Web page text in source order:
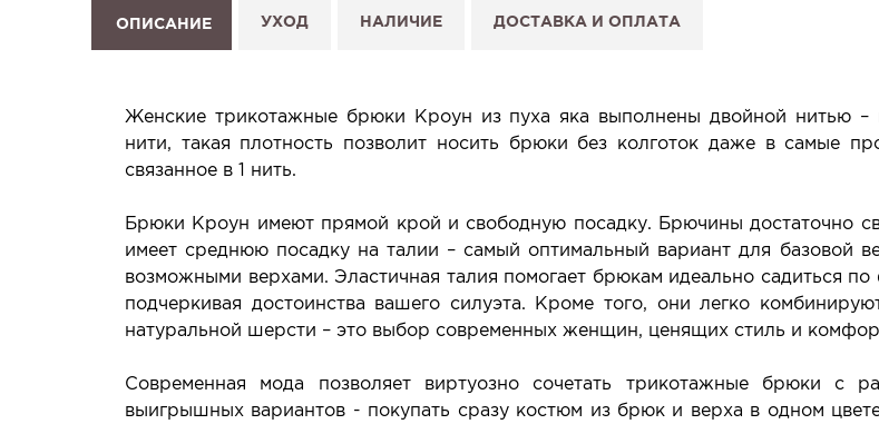
ОПИСАНИЕ УХОД НАЛИЧИЕ ДОСТАВКА И ОПЛАТА
Женские трикотажные брюки Кроун из пуха яка выполнены двойной нитью –
нити, такая плотность позволит носить брюки без колготок даже в самые
связанное в 1 нить.
Брюки Кроун имеют прямой крой и свободную посадку. Брючины достаточно
имеет среднюю посадку на талии – самый оптимальный вариант для базовой
возможными верхами. Эластичная талия помогает брюкам идеально садиться
подчеркивая достоинства вашего силуэта. Кроме того, они легко
натуральной шерсти – это выбор современных женщин, ценящих стиль и
Современная мода позволяет виртуозно сочетать трикотажные брюки с
выигрышных вариантов - покупать сразу костюм из брюк и верха в одном